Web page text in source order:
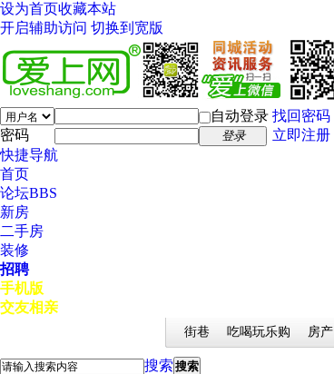
设为首页收藏本站
开启辅助访问 切换到宽版
自动登录 找回密码
密码
登录
立即注册
快捷导航
首页
论坛BBS
新房
二手房
装修
招聘
手机版
交友相亲
街巷 吃喝玩乐购 房产
搜索 搜索